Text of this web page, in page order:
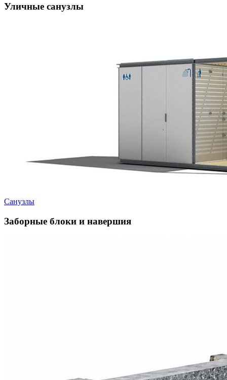
Уличные санузлы
Санузлы
Заборные блоки и навершия